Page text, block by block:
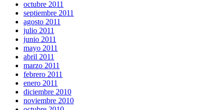
octubre 2011
septiembre 2011
agosto 2011
julio 2011
junio 2011
mayo 2011
abril 2011
marzo 2011
febrero 2011
enero 2011
diciembre 2010
noviembre 2010